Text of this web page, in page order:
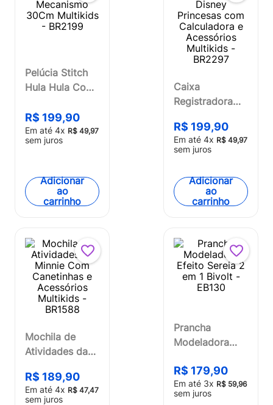
Pelúcia Stitch
Hula Hula Com
30Cm Multikids
- BR2199
R$ 199,90
Em até 4x R$ 49,97
sem juros
Adicionar
ao
carrinho
Caixa
Registradora
Princesas com
Calculadora e
Multikids -
BR2297
R$ 199,90
Em até 4x R$ 49,97
sem juros
Adicionar
ao
carrinho
Mochila de
Atividades da
Canetinhas e
Acessórios
R$ 189,90
Em até 4x R$ 47,47
sem juros
Prancha
Modeladora
em 1 Bivolt -
EB130
R$ 179,90
Em até 3x R$ 59,96
sem juros